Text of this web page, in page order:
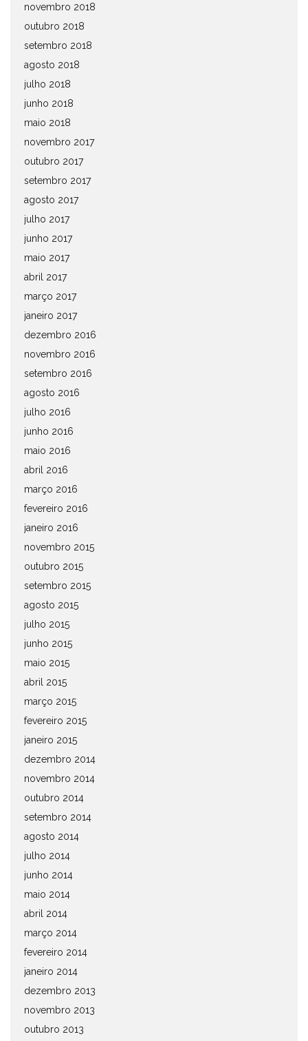
novembro 2018
outubro 2018
setembro 2018
agosto 2018
julho 2018
junho 2018
maio 2018
novembro 2017
outubro 2017
setembro 2017
agosto 2017
julho 2017
junho 2017
maio 2017
abril 2017
março 2017
janeiro 2017
dezembro 2016
novembro 2016
setembro 2016
agosto 2016
julho 2016
junho 2016
maio 2016
abril 2016
março 2016
fevereiro 2016
janeiro 2016
novembro 2015
outubro 2015
setembro 2015
agosto 2015
julho 2015
junho 2015
maio 2015
abril 2015
março 2015
fevereiro 2015
janeiro 2015
dezembro 2014
novembro 2014
outubro 2014
setembro 2014
agosto 2014
julho 2014
junho 2014
maio 2014
abril 2014
março 2014
fevereiro 2014
janeiro 2014
dezembro 2013
novembro 2013
outubro 2013